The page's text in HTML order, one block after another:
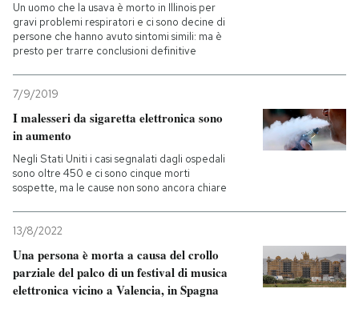
Un uomo che la usava è morto in Illinois per
gravi problemi respiratori e ci sono decine di
persone che hanno avuto sintomi simili: ma è
presto per trarre conclusioni definitive
7/9/2019
I malesseri da sigaretta elettronica sono
in aumento
Negli Stati Uniti i casi segnalati dagli ospedali
sono oltre 450 e ci sono cinque morti
sospette, ma le cause non sono ancora chiare
13/8/2022
Una persona è morta a causa del crollo
parziale del palco di un festival di musica
elettronica vicino a Valencia, in Spagna